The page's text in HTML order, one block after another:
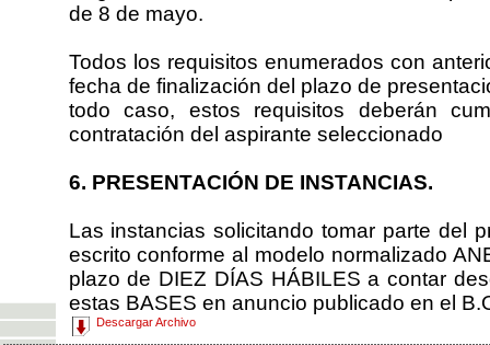
de 8 de mayo.
Todos los requisitos enumerados con
fecha de finalización del plazo de
todo caso, estos requisitos deberán
contratación del aspirante seleccionado
6. PRESENTACIÓN DE INSTANCIAS.
Las instancias solicitando tomar parte del
escrito conforme al modelo normalizado
plazo de DIEZ DÍAS HÁBILES a contar
estas BASES en anuncio publicado en el
Descargar Archivo